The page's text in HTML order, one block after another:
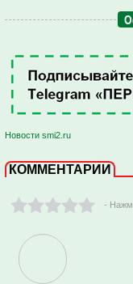
Новости smi2.ru
КОММЕНТАРИИ
-